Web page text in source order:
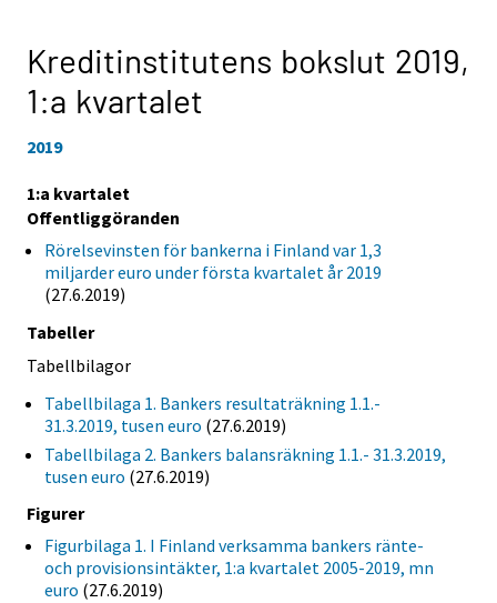
Kreditinstitutens bokslut 2019,
1:a kvartalet
2019
1:a kvartalet
Offentliggöranden
Rörelsevinsten för bankerna i Finland var 1,3
miljarder euro under första kvartalet år 2019
(27.6.2019)
Tabeller
Tabellbilagor
Tabellbilaga 1. Bankers resultaträkning 1.1.-
31.3.2019, tusen euro (27.6.2019)
Tabellbilaga 2. Bankers balansräkning 1.1.- 31.3.2019,
tusen euro (27.6.2019)
Figurer
Figurbilaga 1. I Finland verksamma bankers ränte-
och provisionsintäkter, 1:a kvartalet 2005-2019, mn
euro (27.6.2019)